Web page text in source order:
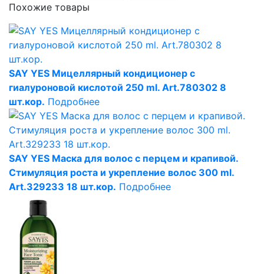
Похожие товары
SAY YES Мицеллярный кондиционер с
гиалуроновой кислотой 250 ml. Art.780302 8
шт.кор. Подробнее
SAY YES Маска для волос с перцем и крапивой.
Стимуляция роста и укрепление волос 300 ml.
Art.329233 18 шт.кор. Подробнее